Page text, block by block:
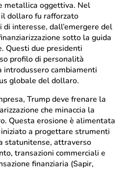
metallica oggettiva. Nel
dollaro fu rafforzato
di interesse, dall’emergere del
sotto la guida
Questi due presidenti
profilo di personalità
introdussero cambiamenti
globale del dollaro.
Trump deve frenare la
che minaccia la
Questa erosione è alimentata
iniziato a progettare strumenti
statunitense, attraverso
transazioni commerciali e
finanziaria (Sapir,